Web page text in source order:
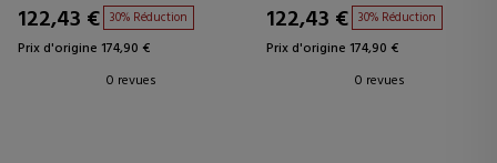
122,43 € 30% Réduction
Prix d'origine 174,90 €
0 revues
122,43 € 30% Réduction
Prix d'origine 174,90 €
0 revues